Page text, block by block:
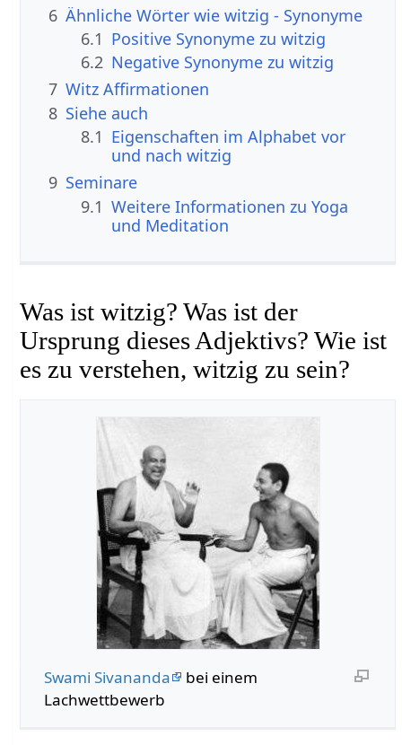
6 Ähnliche Wörter wie witzig - Synonyme
6.1 Positive Synonyme zu witzig
6.2 Negative Synonyme zu witzig
7 Witz Affirmationen
8 Siehe auch
8.1 Eigenschaften im Alphabet vor
und nach witzig
9 Seminare
9.1 Weitere Informationen zu Yoga
und Meditation
Was ist witzig? Was ist der
Ursprung dieses Adjektivs? Wie ist
es zu verstehen, witzig zu sein?
Swami Sivananda
bei einem
Lachwettbewerb